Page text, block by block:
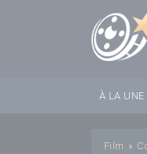
À LA UNE
Film »
Panneau de gestion des